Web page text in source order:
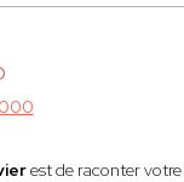
est de raconter